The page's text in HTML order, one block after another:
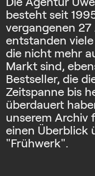
besteht seit
vergangenen 27
entstanden
die nicht mehr
Markt sind,
Bestseller, die
Zeitspanne bis
überdauert
unserem Archiv
einen Überblick
"Frühwerk".